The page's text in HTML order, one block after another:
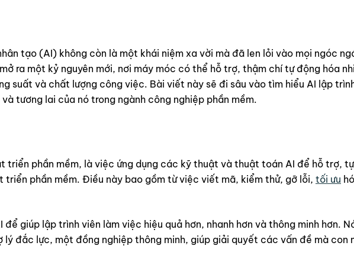
tạo (AI) không còn là một khái niệm xa vời mà đã len lỏi vào mọi ngóc
ra một kỷ nguyên mới, nơi máy móc có thể hỗ trợ, thậm chí tự động hóa
suất và chất lượng công việc. Bài viết này sẽ đi sâu vào tìm hiểu AI lập
tương lai của nó trong ngành công nghiệp phần mềm.
triển phần mềm, là việc ứng dụng các kỹ thuật và thuật toán AI để hỗ trợ,
phần mềm. Điều này bao gồm từ việc viết mã, kiểm thử, gỡ lỗi, tối ưu
giúp lập trình viên làm việc hiệu quả hơn, nhanh hơn và thông minh hơn.
đắc lực, một đồng nghiệp thông minh, giúp giải quyết các vấn đề mà con